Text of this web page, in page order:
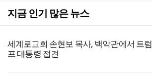
지금 인기 많은 뉴스
세계로교회 손현보 목사, 백악관에서 트럼
프 대통령 접견